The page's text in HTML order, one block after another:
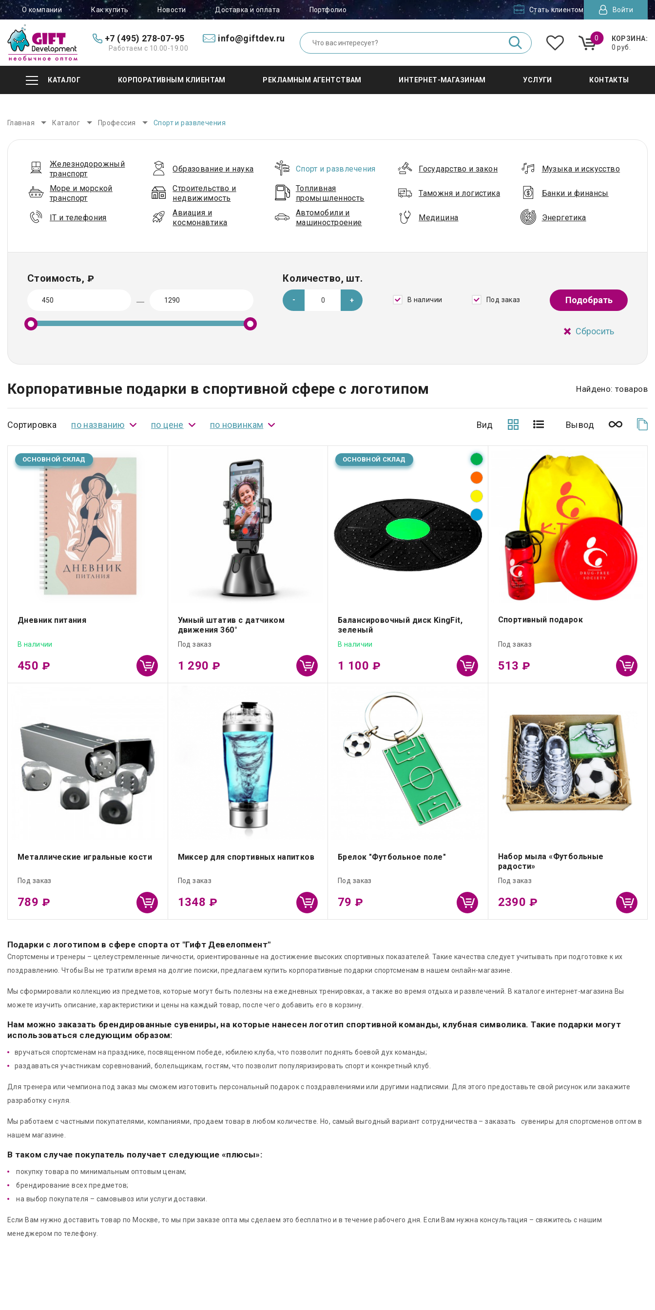
О компании Как купить Новости Доставка и оплата Портфолио Стать клиентом Войти
+7 (495) 278-07-95
Работаем с 10.00-19.00
info@giftdev.ru 0
КОРЗИНА:
0 руб.
КАТАЛОГ КОРПОРАТИВНЫМ КЛИЕНТАМ РЕКЛАМНЫМ АГЕНТСТВАМ ИНТЕРНЕТ-МАГАЗИНАМ УСЛУГИ КОНТАКТЫ
Главная Каталог Профессия Спорт и развлечения
Железнодорожный
транспорт
Образование и наука Спорт и развлечения Государство и закон Музыка и искусство
Море и морской
транспорт
Строительство и
недвижимость
Топливная
промышленность
Таможня и логистика Банки и финансы
IT и телефония
Авиация и
космонавтика
Автомобили и
машиностроение
Медицина Энергетика
Стоимость, ₽ Количество, шт.
В наличии Под заказ Подобрать
Сбросить
Корпоративные подарки в спортивной сфере с логотипом Найдено: товаров
Сортировка по названию по цене по новинкам Вид Вывод
ОСНОВНОЙ СКЛАД
Дневник питания
В наличии
450 ₽
Умный штатив с датчиком
движения 360°
Под заказ
1 290₽
ОСНОВНОЙ СКЛАД
Балансировочный диск KingFit,
зеленый
В наличии
1 100 ₽
Спортивный подарок
Под заказ
513₽
Металлические игральные кости
Под заказ
789 ₽
Миксер для спортивных напитков
Под заказ
1348 ₽
Брелок "Футбольное поле"
Под заказ
79₽
Набор мыла «Футбольные
радости»
Под заказ
2390 ₽
Подарки с логотипом в сфере спорта от "Гифт Девелопмент"
Спортсмены и тренеры – целеустремленные личности, ориентированные на достижение высоких спортивных показателей. Такие качества следует учитывать при подготовке к их
поздравлению. Чтобы Вы не тратили время на долгие поиски, предлагаем купить корпоративные подарки спортсменам в нашем онлайн-магазине.
Мы сформировали коллекцию из предметов, которые могут быть полезны на ежедневных тренировках, а также во время отдыха и развлечений. В каталоге интернет-магазина Вы
можете изучить описание, характеристики и цены на каждый товар, после чего добавить его в корзину.
Нам можно заказать брендированные сувениры, на которые нанесен логотип спортивной команды, клубная символика. Такие подарки могут
использоваться следующим образом:
вручаться спортсменам на празднике, посвященном победе, юбилею клуба, что позволит поднять боевой дух команды;
раздаваться участникам соревнований, болельщикам, гостям, что позволит популяризировать спорт и конкретный клуб.
Для тренера или чемпиона под заказ мы сможем изготовить персональный подарок с поздравлениями или другими надписями. Для этого предоставьте свой рисунок или закажите
разработку с нуля.
Мы работаем с частными покупателями, компаниями, продаем товар в любом количестве. Но, самый выгодный вариант сотрудничества – заказать сувениры для спортсменов оптом в
нашем магазине.
В таком случае покупатель получает следующие «плюсы»:
покупку товара по минимальным оптовым ценам;
брендирование всех предметов;
на выбор покупателя – самовывоз или услуги доставки.
Если Вам нужно доставить товар по Москве, то мы при заказе опта мы сделаем это бесплатно и в течение рабочего дня. Если Вам нужна консультация – свяжитесь с нашим
менеджером по телефону.